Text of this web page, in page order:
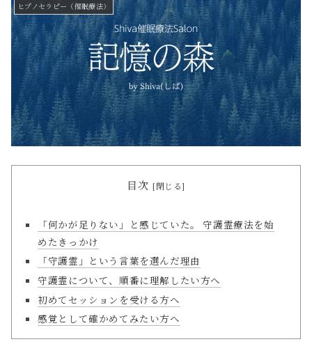
ヒプノセラピー（催眠療法）
目次
「何かが足りない」と感じていた。 守護霊療法を始
めたきっかけ
「守護霊」という言葉を選んだ理由
守護霊について、順番に理解したい方へ
初めてセッションを受ける方へ
感覚として確かめてみたい方へ